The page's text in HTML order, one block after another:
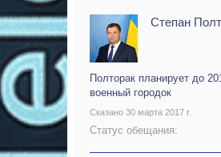
Степан
Полторак планирует до
военный городок
Сказано 30 марта 2017 г.
Статус обещания: